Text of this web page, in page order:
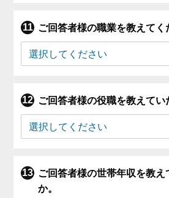
ご回答者様の職業を教えてく
ご回答者様の役職を教えてい
ご回答者様の世帯年収を教え
か。